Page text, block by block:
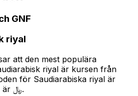
GNF
riyal
att den mest populära
riyal är kursen från
för Saudiarabiska riyal är
SAR. Valutasymbolen är ﷼.